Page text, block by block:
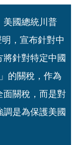
美國總統川普
，宣布針對中
針對特定中國
的關稅，作為
面關稅，而是對
是為保護美國